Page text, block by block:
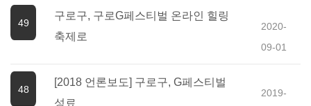
49
구로구, 구로G페스티벌 온라인 힐링
축제로
2020-
09-01
48
[2018 언론보도] 구로구, G페스티벌
성료
2019-